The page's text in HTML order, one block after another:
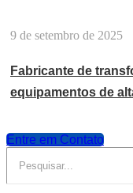
9 de setembro de 2025
Fabricante de
equipamentos de
Entre em Contato